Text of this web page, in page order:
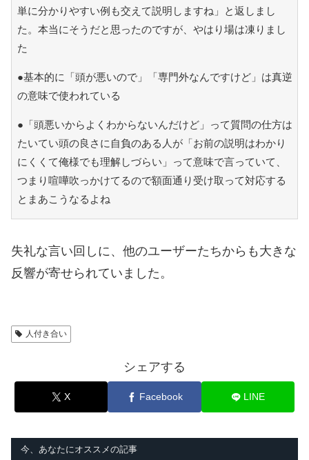
単に分かりやすい例も交えて説明しますね」と返しまし
た。本当にそうだと思ったのですが、やはり場は凍りまし
た
●基本的に「頭が悪いので」「専門外なんですけど」は真逆
の意味で使われている
●「頭悪いからよくわからないんだけど」って質問の仕方は
たいてい頭の良さに自負のある人が「お前の説明はわかり
にくくて俺様でも理解しづらい」って意味で言っていて、
つまり喧嘩吹っかけてるので額面通り受け取って対応する
とまあこうなるよね
失礼な言い回しに、他のユーザーたちからも大きな
反響が寄せられていました。
人付き合い
シェアする
X Facebook LINE
今、あなたにオススメの記事